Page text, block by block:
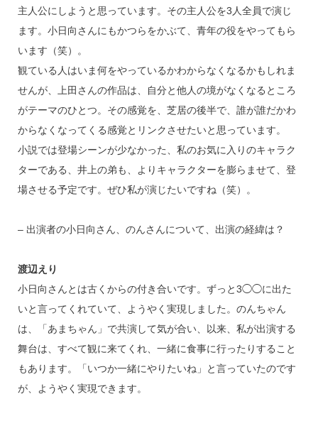
主人公にしようと思っています。その主人公を3人全員で演じ
ます。小日向さんにもかつらをかぶて、青年の役をやってもら
います（笑）。
観ている人はいま何をやっているかわからなくなるかもしれま
せんが、上田さんの作品は、自分と他人の境がなくなるところ
がテーマのひとつ。その感覚を、芝居の後半で、誰が誰だかわ
からなくなってくる感覚とリンクさせたいと思っています。
小説では登場シーンが少なかった、私のお気に入りのキャラク
ターである、井上の弟も、よりキャラクターを膨らませて、登
場させる予定です。ぜひ私が演じたいですね（笑）。
– 出演者の小日向さん、のんさんについて、出演の経緯は？
渡辺えり
小日向さんとは古くからの付き合いです。ずっと3◯◯に出た
いと言ってくれていて、ようやく実現しました。のんちゃん
は、「あまちゃん」で共演して気が合い、以来、私が出演する
舞台は、すべて観に来てくれ、一緒に食事に行ったりすること
もあります。「いつか一緒にやりたいね」と言っていたのです
が、ようやく実現できます。